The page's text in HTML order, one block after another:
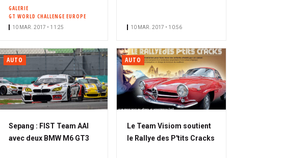
GALERIE
GT WORLD CHALLENGE EUROPE
10 MAR. 2017 • 11:25 10 MAR. 2017 • 10:56
AUTO
Sepang : FIST Team AAI
avec deux BMW M6 GT3
AUTO
Le Team Visiom soutient
le Rallye des P'tits Cracks